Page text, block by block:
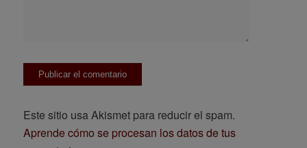
Este sitio usa Akismet para reducir el spam.
Aprende cómo se procesan los datos de tus